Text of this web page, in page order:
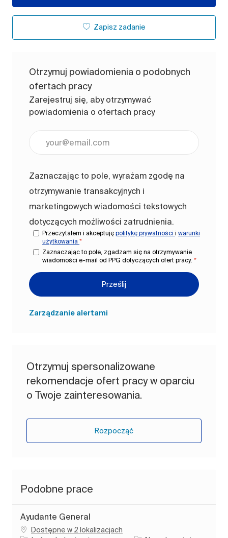
Zapisz zadanie
Otrzymuj powiadomienia o podobnych
ofertach pracy
Zarejestruj się, aby otrzymywać
powiadomienia o ofertach pracy
Zaznaczając to pole, wyrażam zgodę na
otrzymywanie transakcyjnych i
marketingowych wiadomości tekstowych
dotyczących możliwości zatrudnienia.
Przeczytałem i akceptuję politykę prywatności i warunki
użytkowania *
Zaznaczając to pole, zgadzam się na otrzymywanie
wiadomości e-mail od PPG dotyczących ofert pracy. *
Prześlij
Zarządzanie alertami
Otrzymuj spersonalizowane
rekomendacje ofert pracy w oparciu
o Twoje zainteresowania.
Rozpocząć
Podobne prace
Ayudante General
Dostępne w 2 lokalizacjach